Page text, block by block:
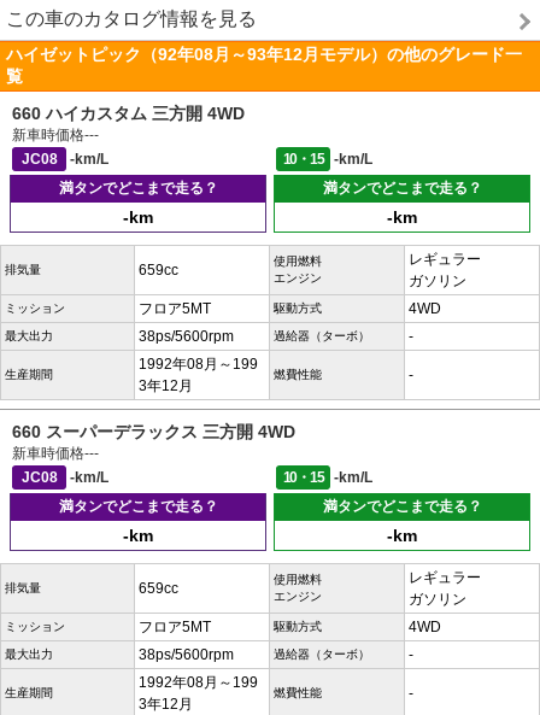
この車のカタログ情報を見る
ハイゼットピック（92年08月～93年12月モデル）の他のグレード一
覧
660 ハイカスタム 三方開 4WD
新車時価格---
JC08
-km/L 10・15
-km/L
満タンでどこまで走る？
-km
満タンでどこまで走る？
-km
排気量 659cc
使用燃料
エンジン
レギュラー
ガソリン
ミッション フロア5MT 駆動方式 4WD
最大出力 38ps/5600rpm 過給器（ターボ） -
生産期間
1992年08月～199
3年12月
燃費性能 -
660 スーパーデラックス 三方開 4WD
新車時価格---
JC08
-km/L 10・15
-km/L
満タンでどこまで走る？
-km
満タンでどこまで走る？
-km
排気量 659cc
使用燃料
エンジン
レギュラー
ガソリン
ミッション フロア5MT 駆動方式 4WD
最大出力 38ps/5600rpm 過給器（ターボ） -
生産期間
1992年08月～199
3年12月
燃費性能 -